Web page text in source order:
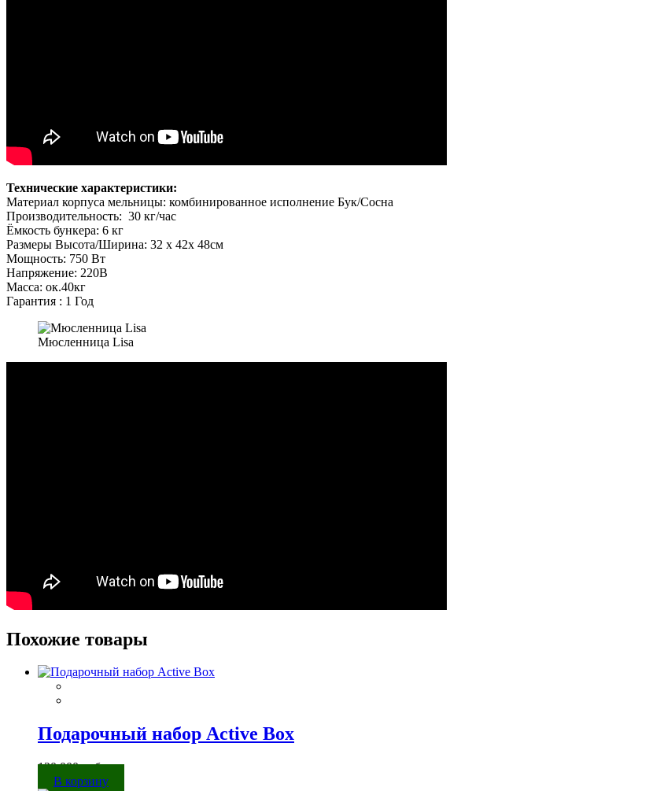
Технические характеристики:
Материал корпуса мельницы: комбинированное исполнение Бук/Сосна
Производительность: 30 кг/час
Ёмкость бункера: 6 кг
Размеры Высота/Ширина: 32 х 42х 48см
Мощность: 750 Вт
Напряжение: 220В
Масса: ок.40кг
Гарантия : 1 Год
Мюсленница Lisa
Похожие товары
Подарочный набор Active Box
120 000руб.
В корзину